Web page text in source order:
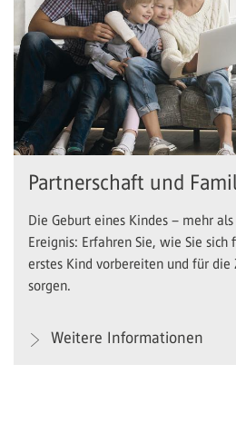
Partnerschaft und
Die Geburt eines Kindes – mehr
Ereignis: Erfahren Sie, wie Sie
erstes Kind vorbereiten und für
sorgen.
Weitere Informationen